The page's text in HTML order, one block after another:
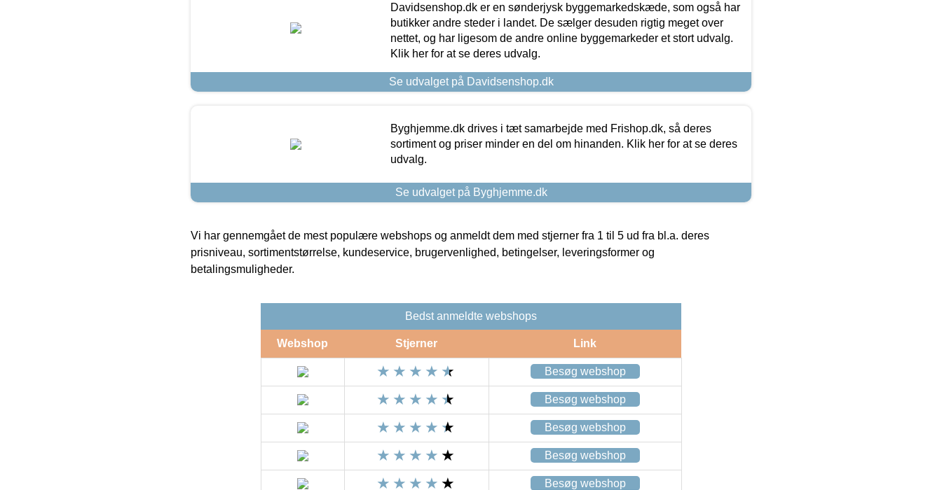
Davidsenshop.dk er en sønderjysk byggemarkedskæde, som også har
butikker andre steder i landet. De sælger desuden rigtig meget over
nettet, og har ligesom de andre online byggemarkeder et stort udvalg.
Klik her for at se deres udvalg.
Se udvalget på Davidsenshop.dk
Byghjemme.dk drives i tæt samarbejde med Frishop.dk, så deres
sortiment og priser minder en del om hinanden. Klik her for at se deres
udvalg.
Se udvalget på Byghjemme.dk
Vi har gennemgået de mest populære webshops og anmeldt dem med stjerner fra 1 til 5 ud fra bl.a. deres
prisniveau, sortimentstørrelse, kundeservice, brugervenlighed, betingelser, leveringsformer og
betalingsmuligheder.
Bedst anmeldte webshops
Webshop Stjerner Link
Besøg webshop
Besøg webshop
Besøg webshop
Besøg webshop
Besøg webshop